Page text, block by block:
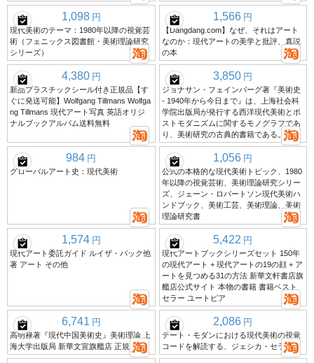
1,098 円
現代美術のテーマ：1980年以降の視覚芸
術（フェニックス図書館・美術理論研究
シリーズ）
1,566 円
【Dangdang.com】なぜ、それはアート
なのか：現代アートの美学と批評、真説
の本
4,380 円
新品プラスチックシール付き正規品【す
ぐに発送可能】Wolfgang Tillmans Wolfga
ng Tillmans 現代アート写真 英語オリジ
ナルブックアルバム送料無料
3,850 円
ジョナサン・フェインバーグ著『美術史
- 1940年から今日まで』は、上海社会科
学院出版局が発行する西洋現代美術とポ
ストモダニズムに関するモノグラフであ
り、美術研究の古典的書籍である。
984 円
グローバルアート史：現代美術
1,056 円
公式の本格的な現代美術トピック、1980
年以降の視覚芸術、美術理論研究シリー
ズ、ジェーン・ロバートソン現代美術ハ
ンドブック、美術工芸、美術理論、美術
理論研究書
1,574 円
現代アート委託ガイド ルイザ・バック他
著 アート その他
5,422 円
現代アートブックシリーズセット 150年
の現代アート + 現代アートの19の顔 + ア
ートを見つめる31の方法 新華文軒書店旗
艦店公式サイト 本物の書籍 書籍ベスト
セラー ユートピア
6,741 円
高明禄著『現代中国美術史』美術理論 上
海大学出版局 新華文宣旗艦店 正規書籍
2,086 円
テート・モダンにおける現代美術の視覚
コードを解読する、ジェシカ・セラシ著